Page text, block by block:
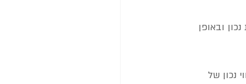
ובאופן
החל מגיל 0, כאשר יש ליווי נכון של